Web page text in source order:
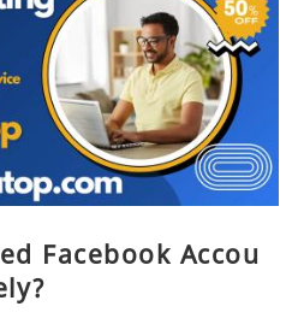
Facebook Accou